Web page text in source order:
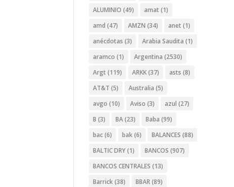
ALUMINIO (49) amat (1)
amd (47) AMZN (34) anet (1)
anécdotas (3) Arabia Saudita (1)
aramco (1) Argentina (2530)
Argt (119) ARKK(37) asts (8)
AT&T (5) Australia (5)
avgo (10) Aviso (3) azul (27)
B (3) BA(23) Baba (99)
bac(6) bak(6) BALANCES (88)
BALTIC DRY(1) BANCOS (907)
BANCOS CENTRALES (13)
Barrick(38) BBAR(89)